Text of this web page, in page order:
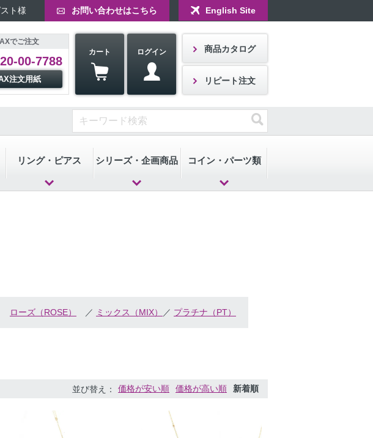
ト様 お問い合わせはこちら English Site
でご注文
00-7788
注文用紙
カート ログイン 商品カタログ
リピート注文
リング・ピアス シリーズ・企画商品 コイン・パーツ類
ローズ（ROSE） ／ ミックス（MIX） ／ プラチナ（PT）
並び替え 価格が安い順 価格が高い順 新着順